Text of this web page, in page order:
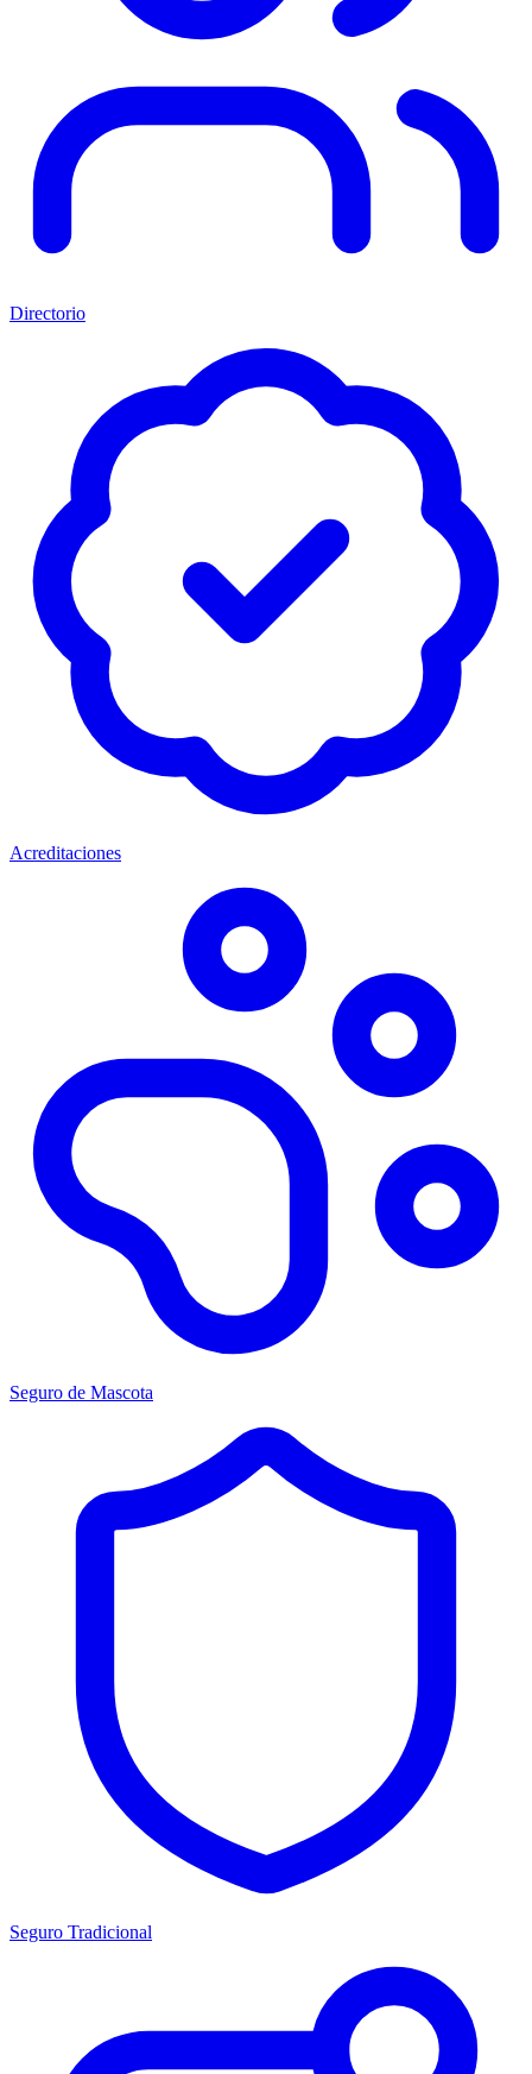
Directorio
Acreditaciones
Seguro de Mascota
Seguro Tradicional